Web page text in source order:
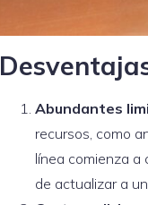
Abundantes
recursos, como
línea comienza a
de actualizar a